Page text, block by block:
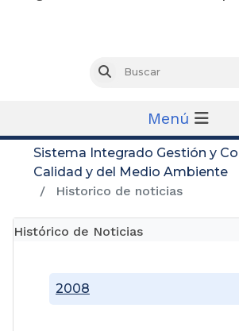
Buscar
Menú
Sistema Integrado Gestión y
Calidad y del Medio Ambiente
Historico de noticias
Histórico de Noticias
2008